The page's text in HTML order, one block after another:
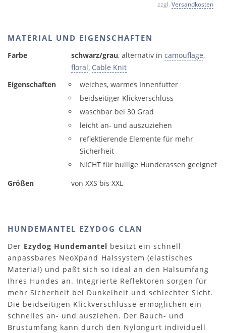
zzgl. Versandkosten
MATERIAL UND EIGENSCHAFTEN
Farbe schwarz/grau, alternativ in camouflage,
floral, Cable Knit
Eigenschaften
weiches, warmes Innenfutter
beidseitiger Klickverschluss
waschbar bei 30 Grad
leicht an- und auszuziehen
reflektierende Elemente für mehr
Sicherheit
NICHT für bullige Hunderassen geeignet
Größen
von XXS bis XXL
HUNDEMANTEL EZYDOG CLAN
Der Ezydog Hundemantel besitzt ein schnell
anpassbares NeoXpand Halssystem (elastisches
Material) und paßt sich so ideal an den Halsumfang
Ihres Hundes an. Integrierte Reflektoren sorgen für
mehr Sicherheit bei Dunkelheit und schlechter Sicht.
Die beidseitigen Klickverschlüsse ermöglichen ein
schnelles an- und ausziehen. Der Bauch- und
Brustumfang kann durch den Nylongurt individuell